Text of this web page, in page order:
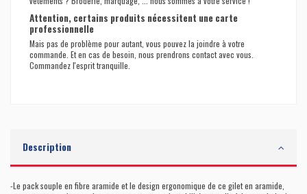
Attention, certains produits nécessitent une carte
professionnelle
Mais pas de problème pour autant, vous pouvez la joindre à votre
commande. Et en cas de besoin, nous prendrons contact avec vous.
Commandez l'esprit tranquille.
Description
-Le pack souple en fibre aramide et le design ergonomique de ce gilet en aramide,